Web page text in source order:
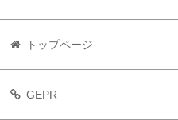
トップページ
GEPR